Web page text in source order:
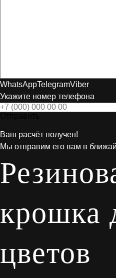
WhatsAppTelegramViber
Укажите номер телефона
Ваш расчёт получен!
Мы отправим его вам в
крошка
цветов